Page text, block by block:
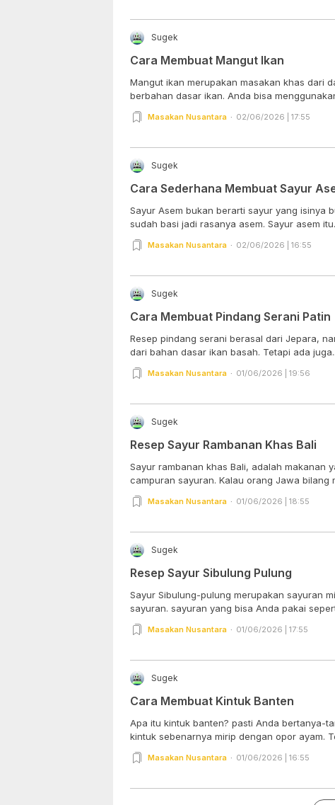
Sugek
Cara Membuat Mangut Ikan
Mangut ikan merupakan masakan khas dari
berbahan dasar ikan. Anda bisa
Masakan Nusantara 02/06/2026 | 17:55
Sugek
Cara Sederhana Membuat Sayur
Sayur Asem bukan berarti sayur yang isinya
sudah basi jadi rasanya asem. Sayur asem
Masakan Nusantara 02/06/2026 | 16:55
Sugek
Cara Membuat Pindang Serani Patin
Resep pindang serani berasal dari Jepara,
dari bahan dasar ikan basah. Tetapi ada
Masakan Nusantara 01/06/2026 | 19:56
Sugek
Resep Sayur Rambanan Khas Bali
Sayur rambanan khas Bali, adalah makanan
campuran sayuran. Kalau orang Jawa bilang
Masakan Nusantara 01/06/2026 | 18:55
Sugek
Resep Sayur Sibulung Pulung
Sayur Sibulung-pulung merupakan sayuran
sayuran. sayuran yang bisa Anda pakai
Masakan Nusantara 01/06/2026 | 17:55
Sugek
Cara Membuat Kintuk Banten
Apa itu kintuk banten? pasti Anda bertanya-
kintuk sebenarnya mirip dengan opor ayam.
Masakan Nusantara 01/06/2026 | 16:55